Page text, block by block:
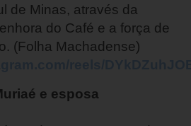
de Minas, através da
do Café e a força de
(Folha Machadense)
e esposa